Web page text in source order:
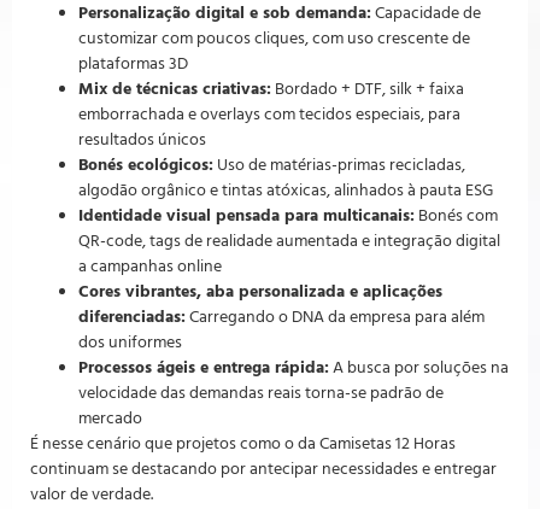
Personalização digital e sob demanda: Capacidade de
customizar com poucos cliques, com uso crescente de
plataformas 3D
Mix de técnicas criativas: Bordado + DTF, silk + faixa
emborrachada e overlays com tecidos especiais, para
resultados únicos
Bonés ecológicos: Uso de matérias-primas recicladas,
algodão orgânico e tintas atóxicas, alinhados à pauta ESG
Identidade visual pensada para multicanais: Bonés com
QR-code, tags de realidade aumentada e integração digital
a campanhas online
Cores vibrantes, aba personalizada e aplicações
diferenciadas: Carregando o DNA da empresa para além
dos uniformes
Processos ágeis e entrega rápida: A busca por soluções na
velocidade das demandas reais torna-se padrão de
mercado
É nesse cenário que projetos como o da Camisetas 12 Horas
continuam se destacando por antecipar necessidades e entregar
valor de verdade.